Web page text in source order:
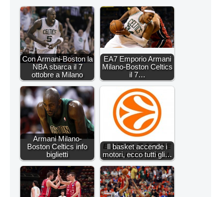
Con Armani-Boston la
NBA sbarca il 7
ottobre a Milano
EA7 Emporio Armani
Milano-Boston Celtics
il 7…
Armani Milano-
Boston Celtics info
biglietti
Il basket accende i
motori, ecco tutti gli…